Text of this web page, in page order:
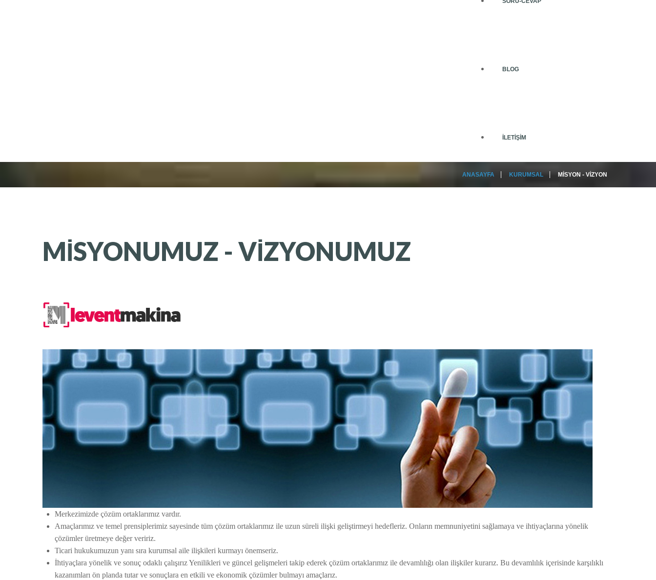
BLOG
İLETIŞIM
ANASAYFA KURUMSAL MISYON - VIZYON
MISYONUMUZ - VIZYONUMUZ
Merkezimizde çözüm ortaklarımız vardır.
Amaçlarımız ve temel prensiplerimiz sayesinde tüm çözüm ortaklarımız ile uzun süreli ilişki geliştirmeyi hedefleriz. Onların memnuniyetini sağlamaya ve ihtiyaçlarına yönelik
çözümler üretmeye değer veririz.
Ticari hukukumuzun yanı sıra kurumsal aile ilişkileri kurmayı önemseriz.
İhtiyaçlara yönelik ve sonuç odaklı çalışırız Yenilikleri ve güncel gelişmeleri takip ederek çözüm ortaklarımız ile devamlılığı olan ilişkiler kurarız. Bu devamlılık içerisinde karşılıklı
kazanımları ön planda tutar ve sonuçlara en etkili ve ekonomik çözümler bulmayı amaçlarız.